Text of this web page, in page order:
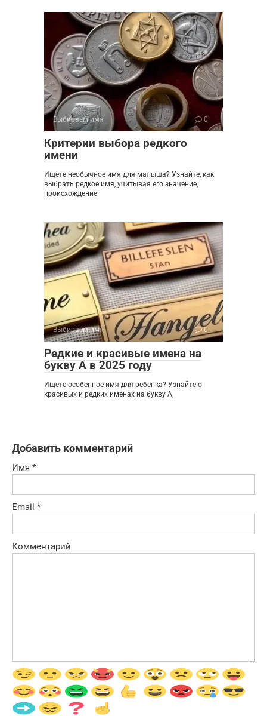
Выбираем имя 0
Критерии выбора редкого
имени
Ищете необычное имя для малыша? Узнайте, как
выбрать редкое имя, учитывая его значение,
происхождение
Выбираем имя 0
Редкие и красивые имена на
букву А в 2025 году
Ищете особенное имя для ребенка? Узнайте о
красивых и редких именах на букву А,
Добавить комментарий
Имя *
Email *
Комментарий